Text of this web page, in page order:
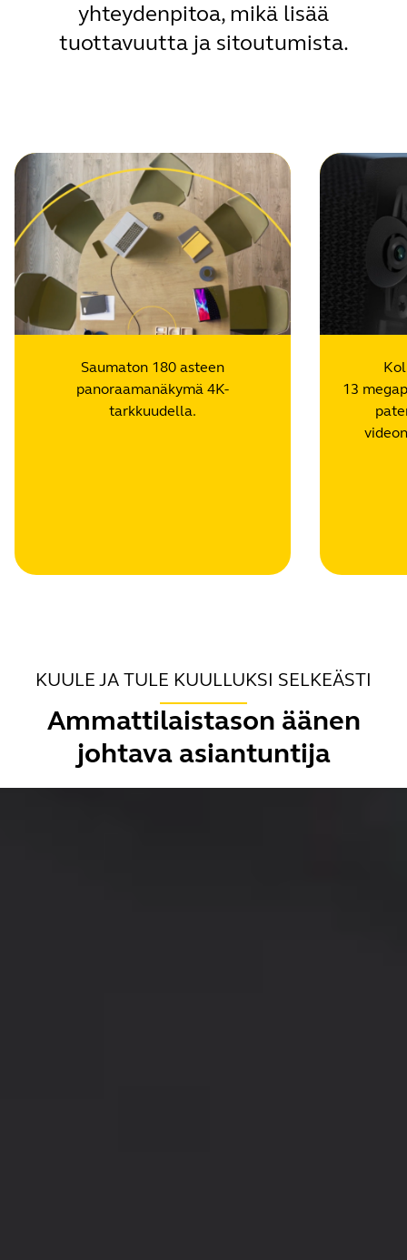
yhteydenpitoa, mikä lisää
tuottavuutta ja sitoutumista.
Saumaton 180 asteen
panoraamanäkymä 4K-
tarkkuudella.
13
KUULE JA TULE KUULLUKSI SELKEÄSTI
Ammattilaistason äänen
johtava asiantuntija